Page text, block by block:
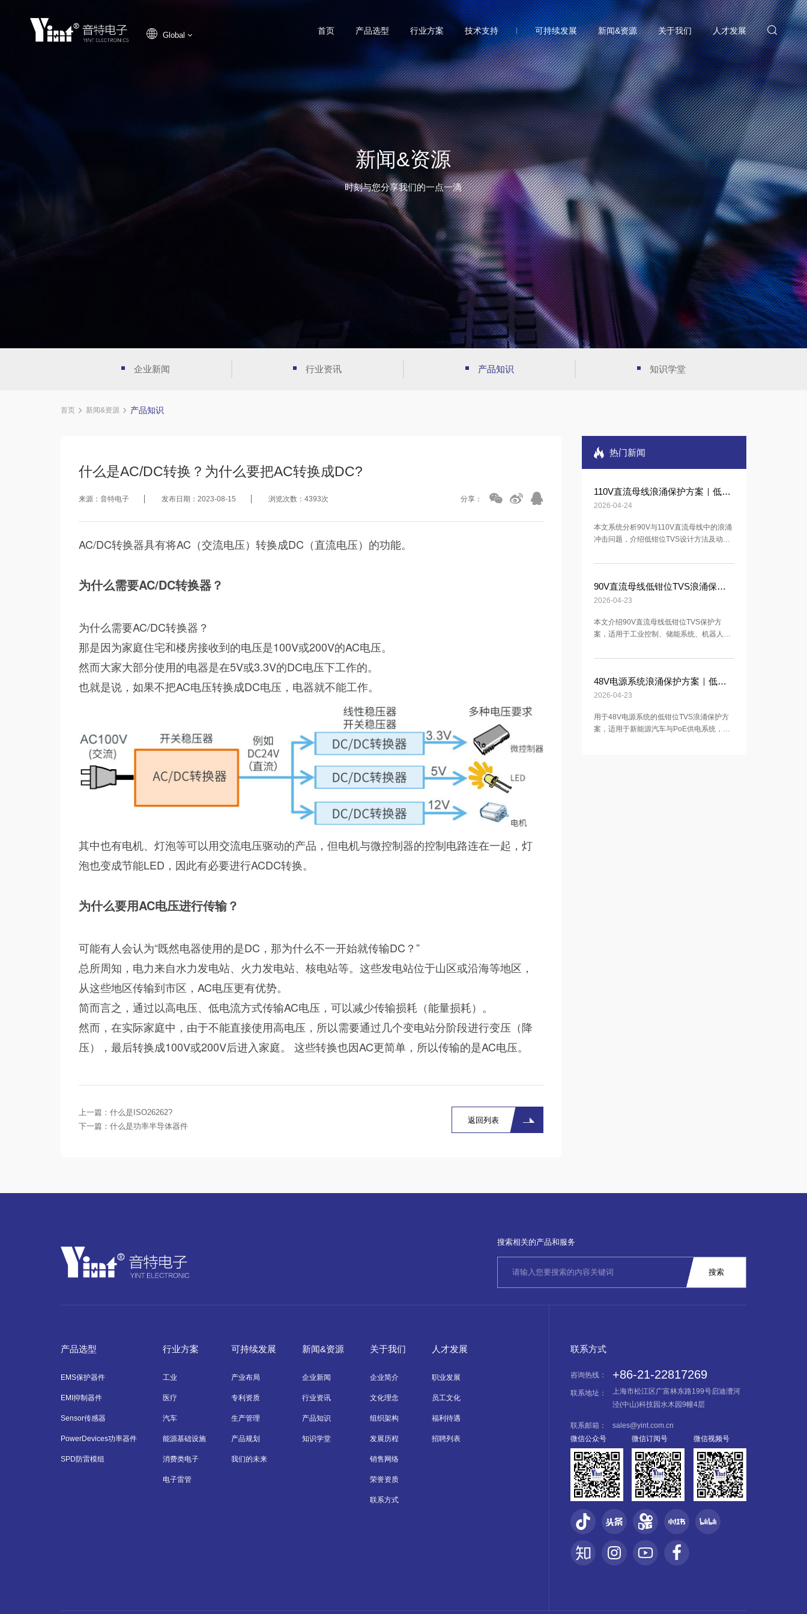
Global 首页 产品选型 行业方案 技术支持 可持续发展 新闻&资源 关于我们 人才发展
新闻&资源
时刻与您分享我们的一点一滴
企业新闻 行业资讯 产品知识 知识学堂
首页 新闻&资源 产品知识
什么是AC/DC转换？为什么要把AC转换成DC?
来源：音特电子 发布日期：2023-08-15 浏览次数：4393次 分享：
AC/DC转换器具有将AC（交流电压）转换成DC（直流电压）的功能。
为什么需要AC/DC转换器？
为什么需要AC/DC转换器？
那是因为家庭住宅和楼房接收到的电压是100V或200V的AC电压。
然而大家大部分使用的电器是在5V或3.3V的DC电压下工作的。
也就是说，如果不把AC电压转换成DC电压，电器就不能工作。
其中也有电机、灯泡等可以用交流电压驱动的产品，但电机与微控制器的控制电路连在一起，灯
泡也变成节能LED，因此有必要进行ACDC转换。
为什么要用AC电压进行传输？
可能有人会认为“既然电器使用的是DC，那为什么不一开始就传输DC？”
总所周知，电力来自水力发电站、火力发电站、核电站等。这些发电站位于山区或沿海等地区，
从这些地区传输到市区，AC电压更有优势。
简而言之，通过以高电压、低电流方式传输AC电压，可以减少传输损耗（能量损耗）。
然而，在实际家庭中，由于不能直接使用高电压，所以需要通过几个变电站分阶段进行变压（降
压），最后转换成100V或200V后进入家庭。 这些转换也因AC更简单，所以传输的是AC电压。
上一篇： 什么是ISO26262?
下一篇： 什么是功率半导体器件
返回列表
热门新闻
110V直流母线浪涌保护方案｜低钳位TVS设计
2026-04-24
本文系统分析90V与110V直流母线中的浪涌
冲击问题，介绍低钳位TVS设计方法及动态
的过压保护与系统可靠性。
90V直流母线低钳位TVS浪涌保护方案｜120V耐压DC-DC芯片窗口保护
2026-04-23
本文介绍90V直流母线低钳位TVS保护方
案，适用于工业控制、储能系统、机器人、
景。围绕120V耐压DC-DC芯片保护需求，
与8/20μs组合浪涌条件下实现更优母线钳位
控制，降低芯片击穿、雪崩退化与隐性失效
48V电源系统浪涌保护方案｜低钳位TVS在汽车电子与PoE中的应用
2026-04-23
用于48V电源系统的低钳位TVS浪涌保护方
案，适用于新能源汽车与PoE供电系统，满
搜索相关的产品和服务
产品选型
EMS保护器件
EMI抑制器件
Sensor传感器
PowerDevices功率器件
SPD防雷模组
行业方案
工业
医疗
汽车
能源基础设施
消费类电子
电子雷管
可持续发展
产业布局
专利资质
生产管理
产品规划
我们的未来
新闻&资源
企业新闻
行业资讯
产品知识
知识学堂
关于我们
企业简介
文化理念
组织架构
发展历程
销售网络
荣誉资质
联系方式
人才发展
职业发展
员工文化
福利待遇
招聘列表
联系方式
咨询热线： +86-21-22817269
联系地址：
上海市松江区广富林东路199号启迪漕河
泾(中山)科技园水木园9幢4层
联系邮箱：
sales@yint.com.cn
微信公众号
微信订阅号 微信视频号